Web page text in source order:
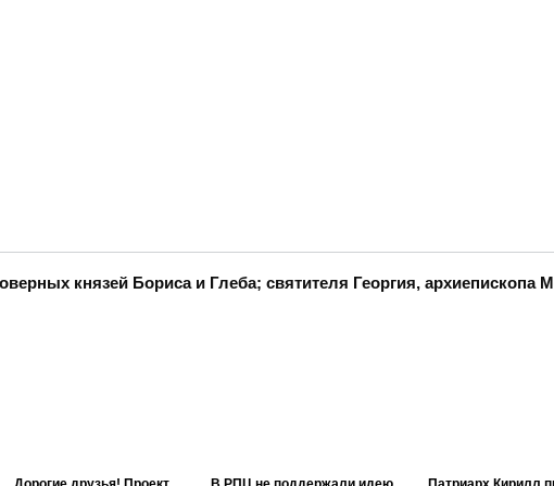
князей Бориса и Глеба; святителя Георгия, архиепископа